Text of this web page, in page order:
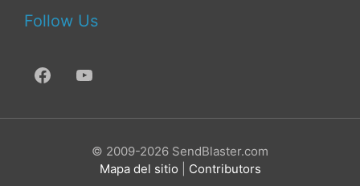
Follow Us
© 2009-2026 SendBlaster.com
Mapa del sitio
Contributors